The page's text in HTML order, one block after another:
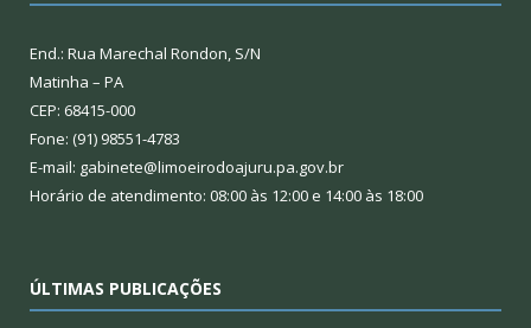
End.: Rua Marechal Rondon, S/N
Matinha – PA
CEP: 68415-000
Fone: (91) 98551-4783
E-mail: gabinete@limoeirodoajuru.pa.gov.br
Horário de atendimento: 08:00 às 12:00 e 14:00 às 18:00
ÚLTIMAS PUBLICAÇÕES